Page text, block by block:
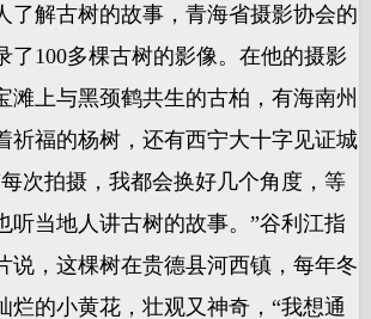
解古树的故事，青海省摄影协会的
了100多棵古树的影像。在他的摄影
滩上与黑颈鹤共生的古柏，有海南州
祈福的杨树，还有西宁大十字见证城
次拍摄，我都会换好几个角度，等
听当地人讲古树的故事。”谷利江指
说，这棵树在贵德县河西镇，每年冬
烂的小黄花，壮观又神奇，“我想通